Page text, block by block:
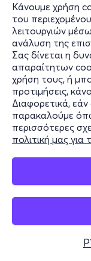
Κάνουμε χρήση
του
λειτουργιών
ανάλυση της
Σας δίνεται η
απαραίτητων
χρήση τους, ή
προτιμήσεις,
Διαφορετικά,
παρακαλούμε
περισσότερες
πολιτική μας για